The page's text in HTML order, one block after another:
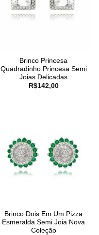
Brinco Princesa
Quadradinho Princesa Semi
Joias Delicadas
R$142,00
Brinco Dois Em Um Pizza
Esmeralda Semi Joia Nova
Coleção